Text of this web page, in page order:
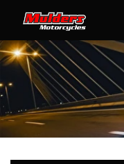
overslaan